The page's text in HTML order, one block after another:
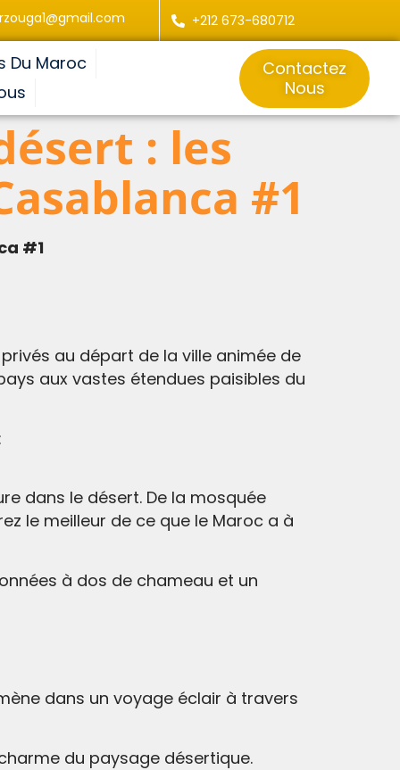
+212 673-680712
Du Maroc
Contactez
Nous
: les
#1
#1
au départ de la ville animée de
aux vastes étendues paisibles du
dans le désert. De la mosquée
le meilleur de ce que le Maroc a à
à dos de chameau et un
dans un voyage éclair à travers
du paysage désertique.